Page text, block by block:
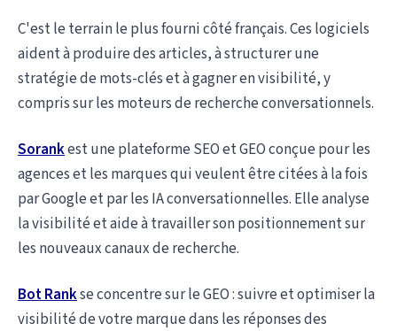
C'est le terrain le plus fourni côté français. Ces logiciels
aident à produire des articles, à structurer une
stratégie de mots-clés et à gagner en visibilité, y
compris sur les moteurs de recherche conversationnels.
Sorankest une plateforme SEO et GEO conçue pour les
agences et les marques qui veulent être citées à la fois
par Google et par les IA conversationnelles. Elle analyse
la visibilité et aide à travailler son positionnement sur
les nouveaux canaux de recherche.
Bot Rankse concentre sur le GEO : suivre et optimiser la
visibilité de votre marque dans les réponses des